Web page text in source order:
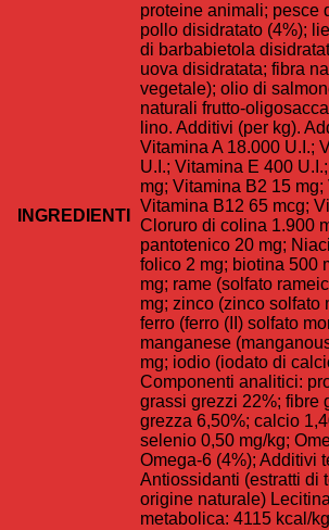
INGREDIENTI
proteine animali; pesce
pollo disidratato (4%);
di barbabietola
uova disidratata; fibra
vegetale); olio di
naturali frutto-
lino. Additivi (per kg).
Vitamina A 18.000 U.I.;
U.I.; Vitamina E 400
mg; Vitamina B2 15
Vitamina B12 65 mcg;
Cloruro di colina 1.900
pantotenico 20 mg;
folico 2 mg; biotina 500
mg; rame (solfato
mg; zinco (zinco solfato
ferro (ferro (II) solfato
manganese
mg; iodio (iodato di
Componenti analitici:
grassi grezzi 22%; fibre
grezza 6,50%; calcio
selenio 0,50 mg/kg;
Omega-6 (4%); Additivi
Antiossidanti (estratti di
origine naturale)
metabolica: 4115 kcal/kg